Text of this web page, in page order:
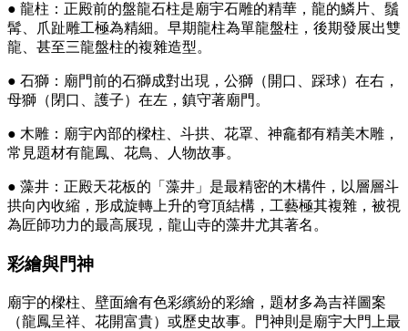
● 龍柱：正殿前的盤龍石柱是廟宇石雕的精華，龍的鱗片、鬚
髯、爪趾雕工極為精細。早期龍柱為單龍盤柱，後期發展出雙
龍、甚至三龍盤柱的複雜造型。
● 石獅：廟門前的石獅成對出現，公獅（開口、踩球）在右，
母獅（閉口、護子）在左，鎮守著廟門。
● 木雕：廟宇內部的樑柱、斗拱、花罩、神龕都有精美木雕，
常見題材有龍鳳、花鳥、人物故事。
● 藻井：正殿天花板的「藻井」是最精密的木構件，以層層斗
拱向內收縮，形成旋轉上升的穹頂結構，工藝極其複雜，被視
為匠師功力的最高展現，龍山寺的藻井尤其著名。
彩繪與門神
廟宇的樑柱、壁面繪有色彩繽紛的彩繪，題材多為吉祥圖案
（龍鳳呈祥、花開富貴）或歷史故事。門神則是廟宇大門上最